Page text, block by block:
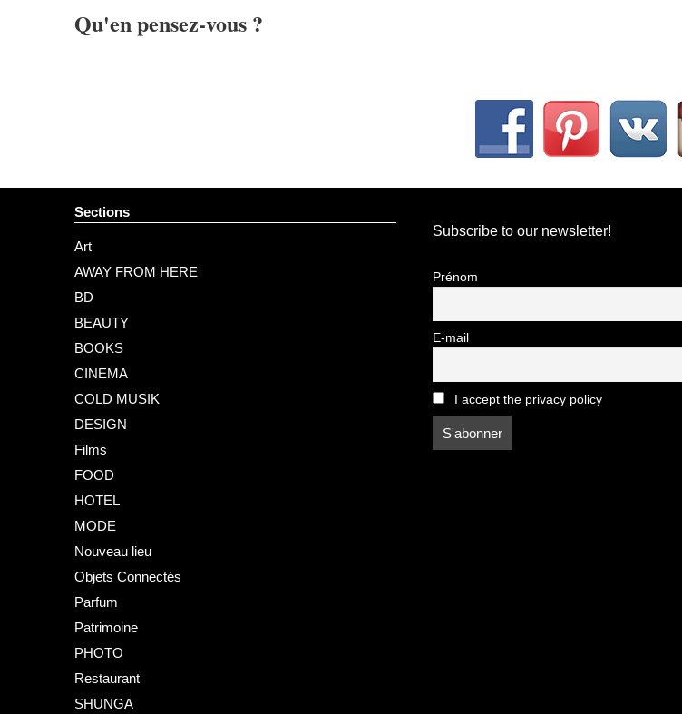
Qu'en pensez-vous ?
Sections
Art
AWAY FROM HERE
BD
BEAUTY
BOOKS
CINEMA
COLD MUSIK
DESIGN
Films
FOOD
HOTEL
MODE
Nouveau lieu
Objets Connectés
Parfum
Patrimoine
PHOTO
Restaurant
SHUNGA
Subscribe to our newsletter!
Prénom
E-mail
I accept the privacy policy